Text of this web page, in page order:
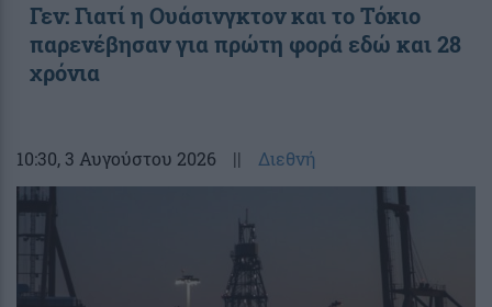
Γεν: Γιατί η Ουάσινγκτον και το Τόκιο
παρενέβησαν για πρώτη φορά εδώ και 28
χρόνια
10:30, 3 Αυγούστου 2026 || Διεθνή